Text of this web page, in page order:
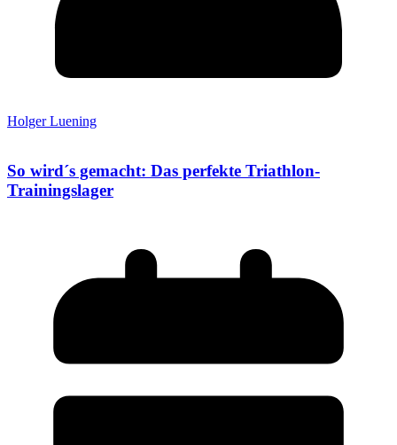
Holger Luening
So wird´s gemacht: Das perfekte Triathlon-
Trainingslager